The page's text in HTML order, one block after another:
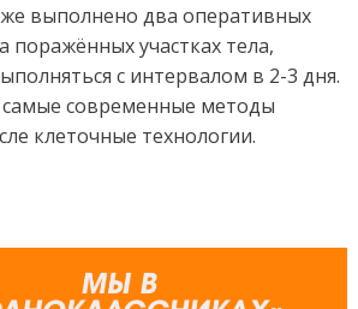
выполнено два оперативных
поражённых участках тела,
с интервалом в 2-3 дня.
современные методы
клеточные технологии.